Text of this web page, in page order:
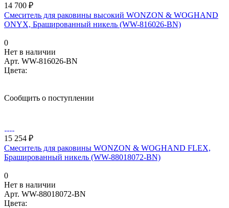
14 700 ₽
Смеситель для раковины высокий WONZON & WOGHAND
ONYX, Брашированный никель (WW-816026-BN)
0
Нет в наличии
Арт. WW-816026-BN
Цвета:
Сообщить о поступлении
15 254 ₽
Смеситель для раковины WONZON & WOGHAND FLEX,
Брашированный никель (WW-88018072-BN)
0
Нет в наличии
Арт. WW-88018072-BN
Цвета: